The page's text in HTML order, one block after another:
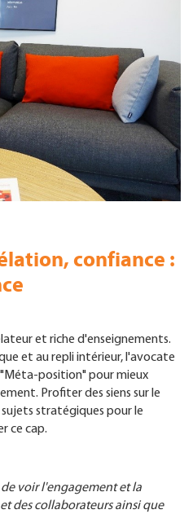
confiance :
et riche d'enseignements.
et au repli intérieur, l'avocate
position" pour mieux
Profiter des siens sur le
stratégiques pour le
ce cap.
de voir l'engagement et la
des collaborateurs ainsi que